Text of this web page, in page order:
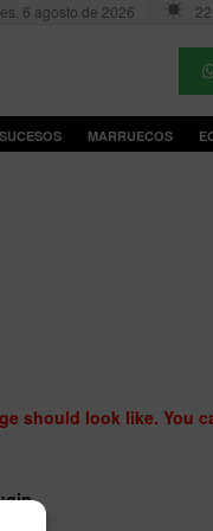
6 agosto de 2026 22
MARRUECOS
should look like. You